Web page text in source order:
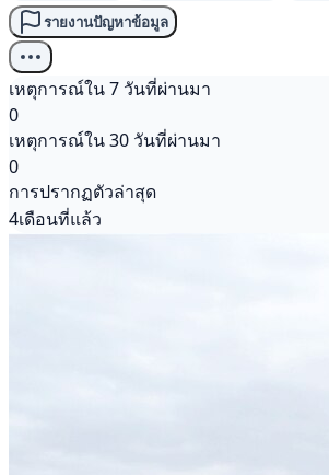
รายงานปัญหาข้อมูล
เหตุการณ์ใน 7 วันที่ผ่านมา
0
เหตุการณ์ใน 30 วันที่ผ่านมา
0
การปรากฏตัวล่าสุด
4เดือนที่แล้ว